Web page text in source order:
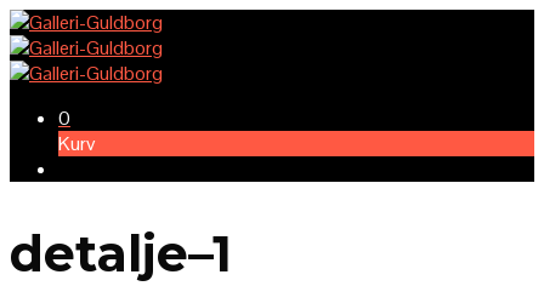
0
Kurv
detalje–1